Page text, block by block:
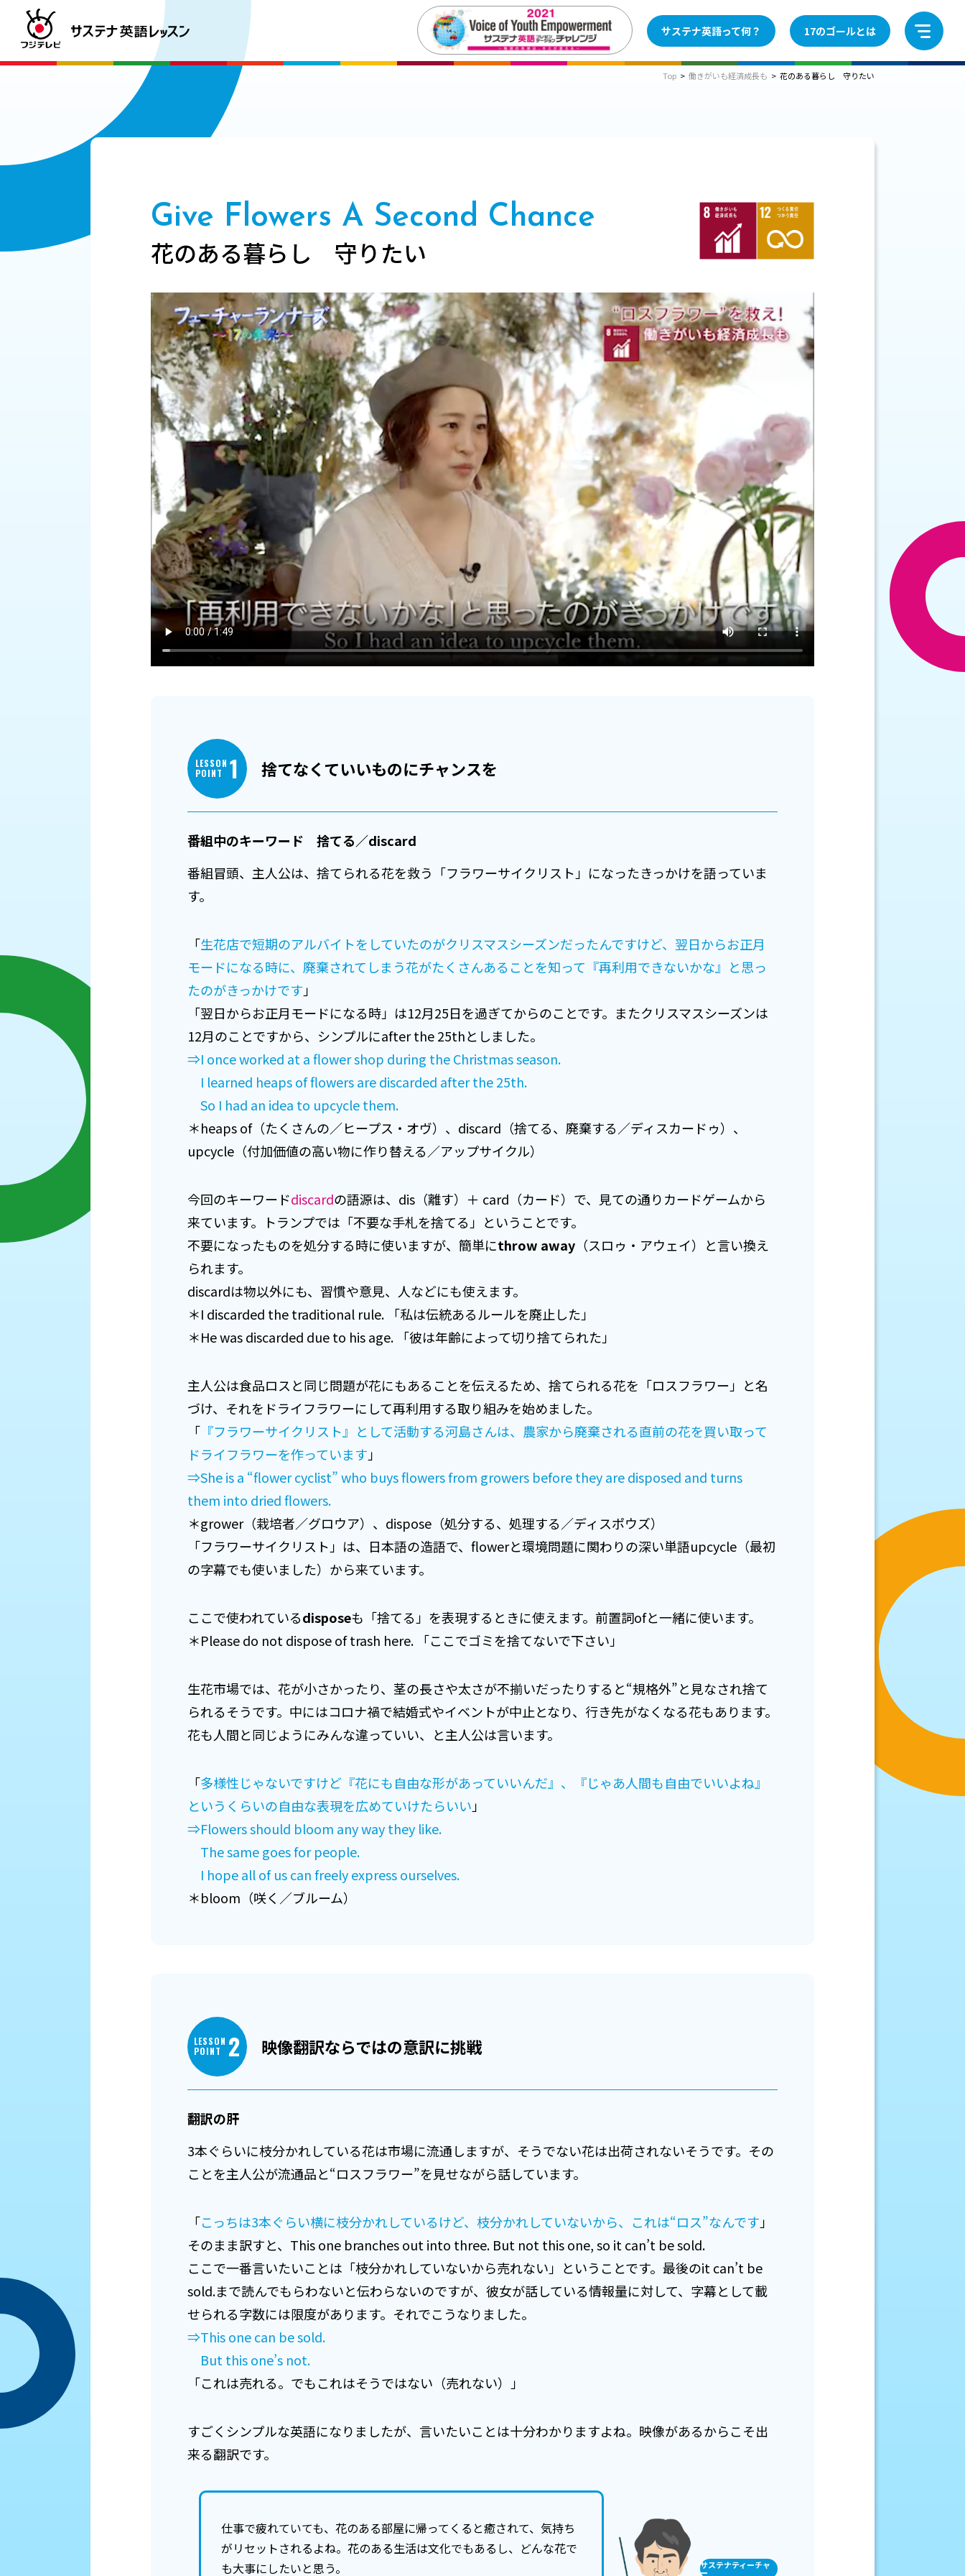
サステナ英語って何？ 17のゴールとは
Top > 働きがいも経済成長も > 花のある暮らし 守りたい
Give Flowers A Second Chance
花のある暮らし 守りたい
LESSON
POINT
1 捨てなくていいものにチャンスを
番組中のキーワード 捨てる／discard
番組冒頭、主人公は、捨てられる花を救う「フラワーサイクリスト」になったきっかけを語っていま
す。
「生花店で短期のアルバイトをしていたのがクリスマスシーズンだったんですけど、翌日からお正月
モードになる時に、廃棄されてしまう花がたくさんあることを知って『再利用できないかな』と思っ
たのがきっかけです 」
「翌日からお正月モードになる時」は12月25日を過ぎてからのことです。またクリスマスシーズンは
12月のことですから、シンプルにafter the 25thとしました。
⇒I once worked at a flower shop during the Christmas season.
I learned heaps of flowers are discarded after the 25th.
So I had an idea to upcycle them.
＊heaps of（たくさんの／ヒープス・オヴ）、discard（捨てる、廃棄する／ディスカードゥ）、
upcycle（付加価値の高い物に作り替える／アップサイクル）
今回のキーワードdiscardの語源は、dis（離す）＋ card（カード）で、見ての通りカードゲームから
来ています。トランプでは「不要な手札を捨てる」ということです。
不要になったものを処分する時に使いますが、簡単にthrow away（スロゥ・アウェイ）と言い換え
られます。
discardは物以外にも、習慣や意見、人などにも使えます。
＊I discarded the traditional rule. 「私は伝統あるルールを廃止した」
＊He was discarded due to his age. 「彼は年齢によって切り捨てられた」
主人公は食品ロスと同じ問題が花にもあることを伝えるため、捨てられる花を「ロスフラワー」と名
づけ、それをドライフラワーにして再利用する取り組みを始めました。
「『フラワーサイクリスト』として活動する河島さんは、農家から廃棄される直前の花を買い取って
ドライフラワーを作っています 」
⇒She is a “flower cyclist” who buys flowers from growers before they are disposed and turns
them into dried flowers.
＊grower（栽培者／グロウア）、dispose（処分する、処理する／ディスポウズ）
「フラワーサイクリスト」は、日本語の造語で、flowerと環境問題に関わりの深い単語upcycle（最初
の字幕でも使いました）から来ています。
ここで使われているdisposeも「捨てる」を表現するときに使えます。前置詞ofと一緒に使います。
＊Please do not dispose of trash here. 「ここでゴミを捨てないで下さい」
生花市場では、花が小さかったり、茎の長さや太さが不揃いだったりすると“規格外”と見なされ捨て
られるそうです。中にはコロナ禍で結婚式やイベントが中止となり、行き先がなくなる花もあります。
花も人間と同じようにみんな違っていい、と主人公は言います。
「多様性じゃないですけど『花にも自由な形があっていいんだ』、『じゃあ人間も自由でいいよね』
というくらいの自由な表現を広めていけたらいい 」
⇒Flowers should bloom any way they like.
The same goes for people.
I hope all of us can freely express ourselves.
＊bloom（咲く／ブルーム）
LESSON
POINT
2 映像翻訳ならではの意訳に挑戦
翻訳の肝
3本ぐらいに枝分かれしている花は市場に流通しますが、そうでない花は出荷されないそうです。その
ことを主人公が流通品と“ロスフラワー”を見せながら話しています。
「こっちは3本ぐらい横に枝分かれしているけど、枝分かれしていないから、これは“ロス”なんです 」
そのまま訳すと、This one branches out into three. But not this one, so it can’t be sold.
ここで一番言いたいことは「枝分かれしていないから売れない」ということです。最後のit can’t be
sold.まで読んでもらわないと伝わらないのですが、彼女が話している情報量に対して、字幕として載
せられる字数には限度があります。それでこうなりました。
⇒This one can be sold.
But this one’s not.
「これは売れる。でもこれはそうではない（売れない）」
すごくシンプルな英語になりましたが、言いたいことは十分わかりますよね。映像があるからこそ出
来る翻訳です。
仕事で疲れていても、花のある部屋に帰ってくると癒されて、気持ち
がリセットされるよね。花のある生活は文化でもあるし、どんな花で
も大事にしたいと思う。
サステナティーチャ
ー